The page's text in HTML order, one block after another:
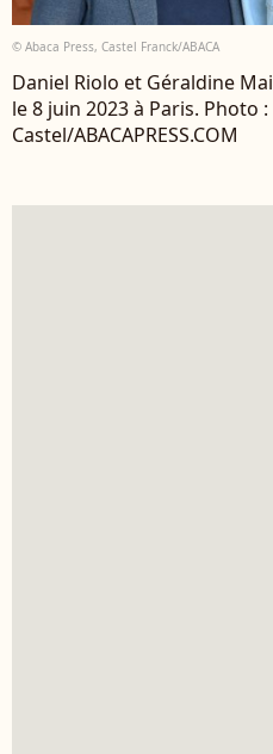
© Abaca Press, Castel Franck/ABACA
Daniel Riolo et Géraldine
le 8 juin 2023 à Paris. Photo
Castel/ABACAPRESS.COM